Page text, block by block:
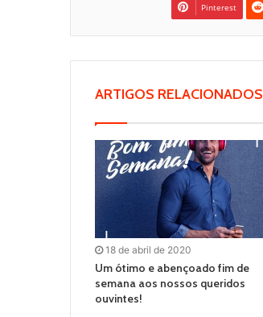
Pinterest
ARTIGOS RELACIONADOS
18 de abril de 2020
Um ótimo e abençoado fim de
semana aos nossos queridos
ouvintes!